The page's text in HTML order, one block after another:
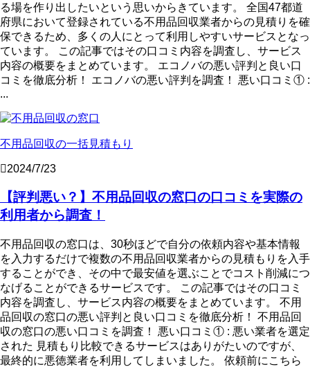
る場を作り出したいという思いからきています。 全国47都道
府県において登録されている不用品回収業者からの見積りを確
保できるため、多くの人にとって利用しやすいサービスとなっ
ています。 この記事ではその口コミ内容を調査し、サービス
内容の概要をまとめています。 エコノバの悪い評判と良い口
コミを徹底分析！ エコノバの悪い評判を調査！ 悪い口コミ① :
...
不用品回収の一括見積もり
2024/7/23
【評判悪い？】不用品回収の窓口の口コミを実際の
利用者から調査！
不用品回収の窓口は、30秒ほどで自分の依頼内容や基本情報
を入力するだけで複数の不用品回収業者からの見積もりを入手
することができ、その中で最安値を選ぶことでコスト削減につ
なげることができるサービスです。 この記事ではその口コミ
内容を調査し、サービス内容の概要をまとめています。 不用
品回収の窓口の悪い評判と良い口コミを徹底分析！ 不用品回
収の窓口の悪い口コミを調査！ 悪い口コミ① : 悪い業者を選定
された 見積もり比較できるサービスはありがたいのですが、
最終的に悪徳業者を利用してしまいました。 依頼前にこちら